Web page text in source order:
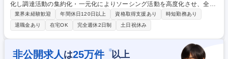
化し調達活動の集約化・一元化によりソーシング活動を高度化させ、全社
的なコストや契約取引条件の最適化へ貢献することを目指します。対象商
材：樹脂、原薬 ●社内ニーズと外部シーズのマッチング（外部環境を調査
し社内に企画提案） ●外部シーズの探索、最適取引先選定、取引条件交
渉、契約交渉 ●工場内の関連部門と連携しニーズを把握 ●対象商材：樹
脂、原薬 募集職種 399【甲府】調達（樹脂・原薬）/直接材ソーシング/残
業界未経験歓迎 年間休日120日以上 資格取得支援あり
時短勤務あり
退職金あり
在宅OK 完全週休2日制 土日祝休み
非公開求人 は25万件 ※以上